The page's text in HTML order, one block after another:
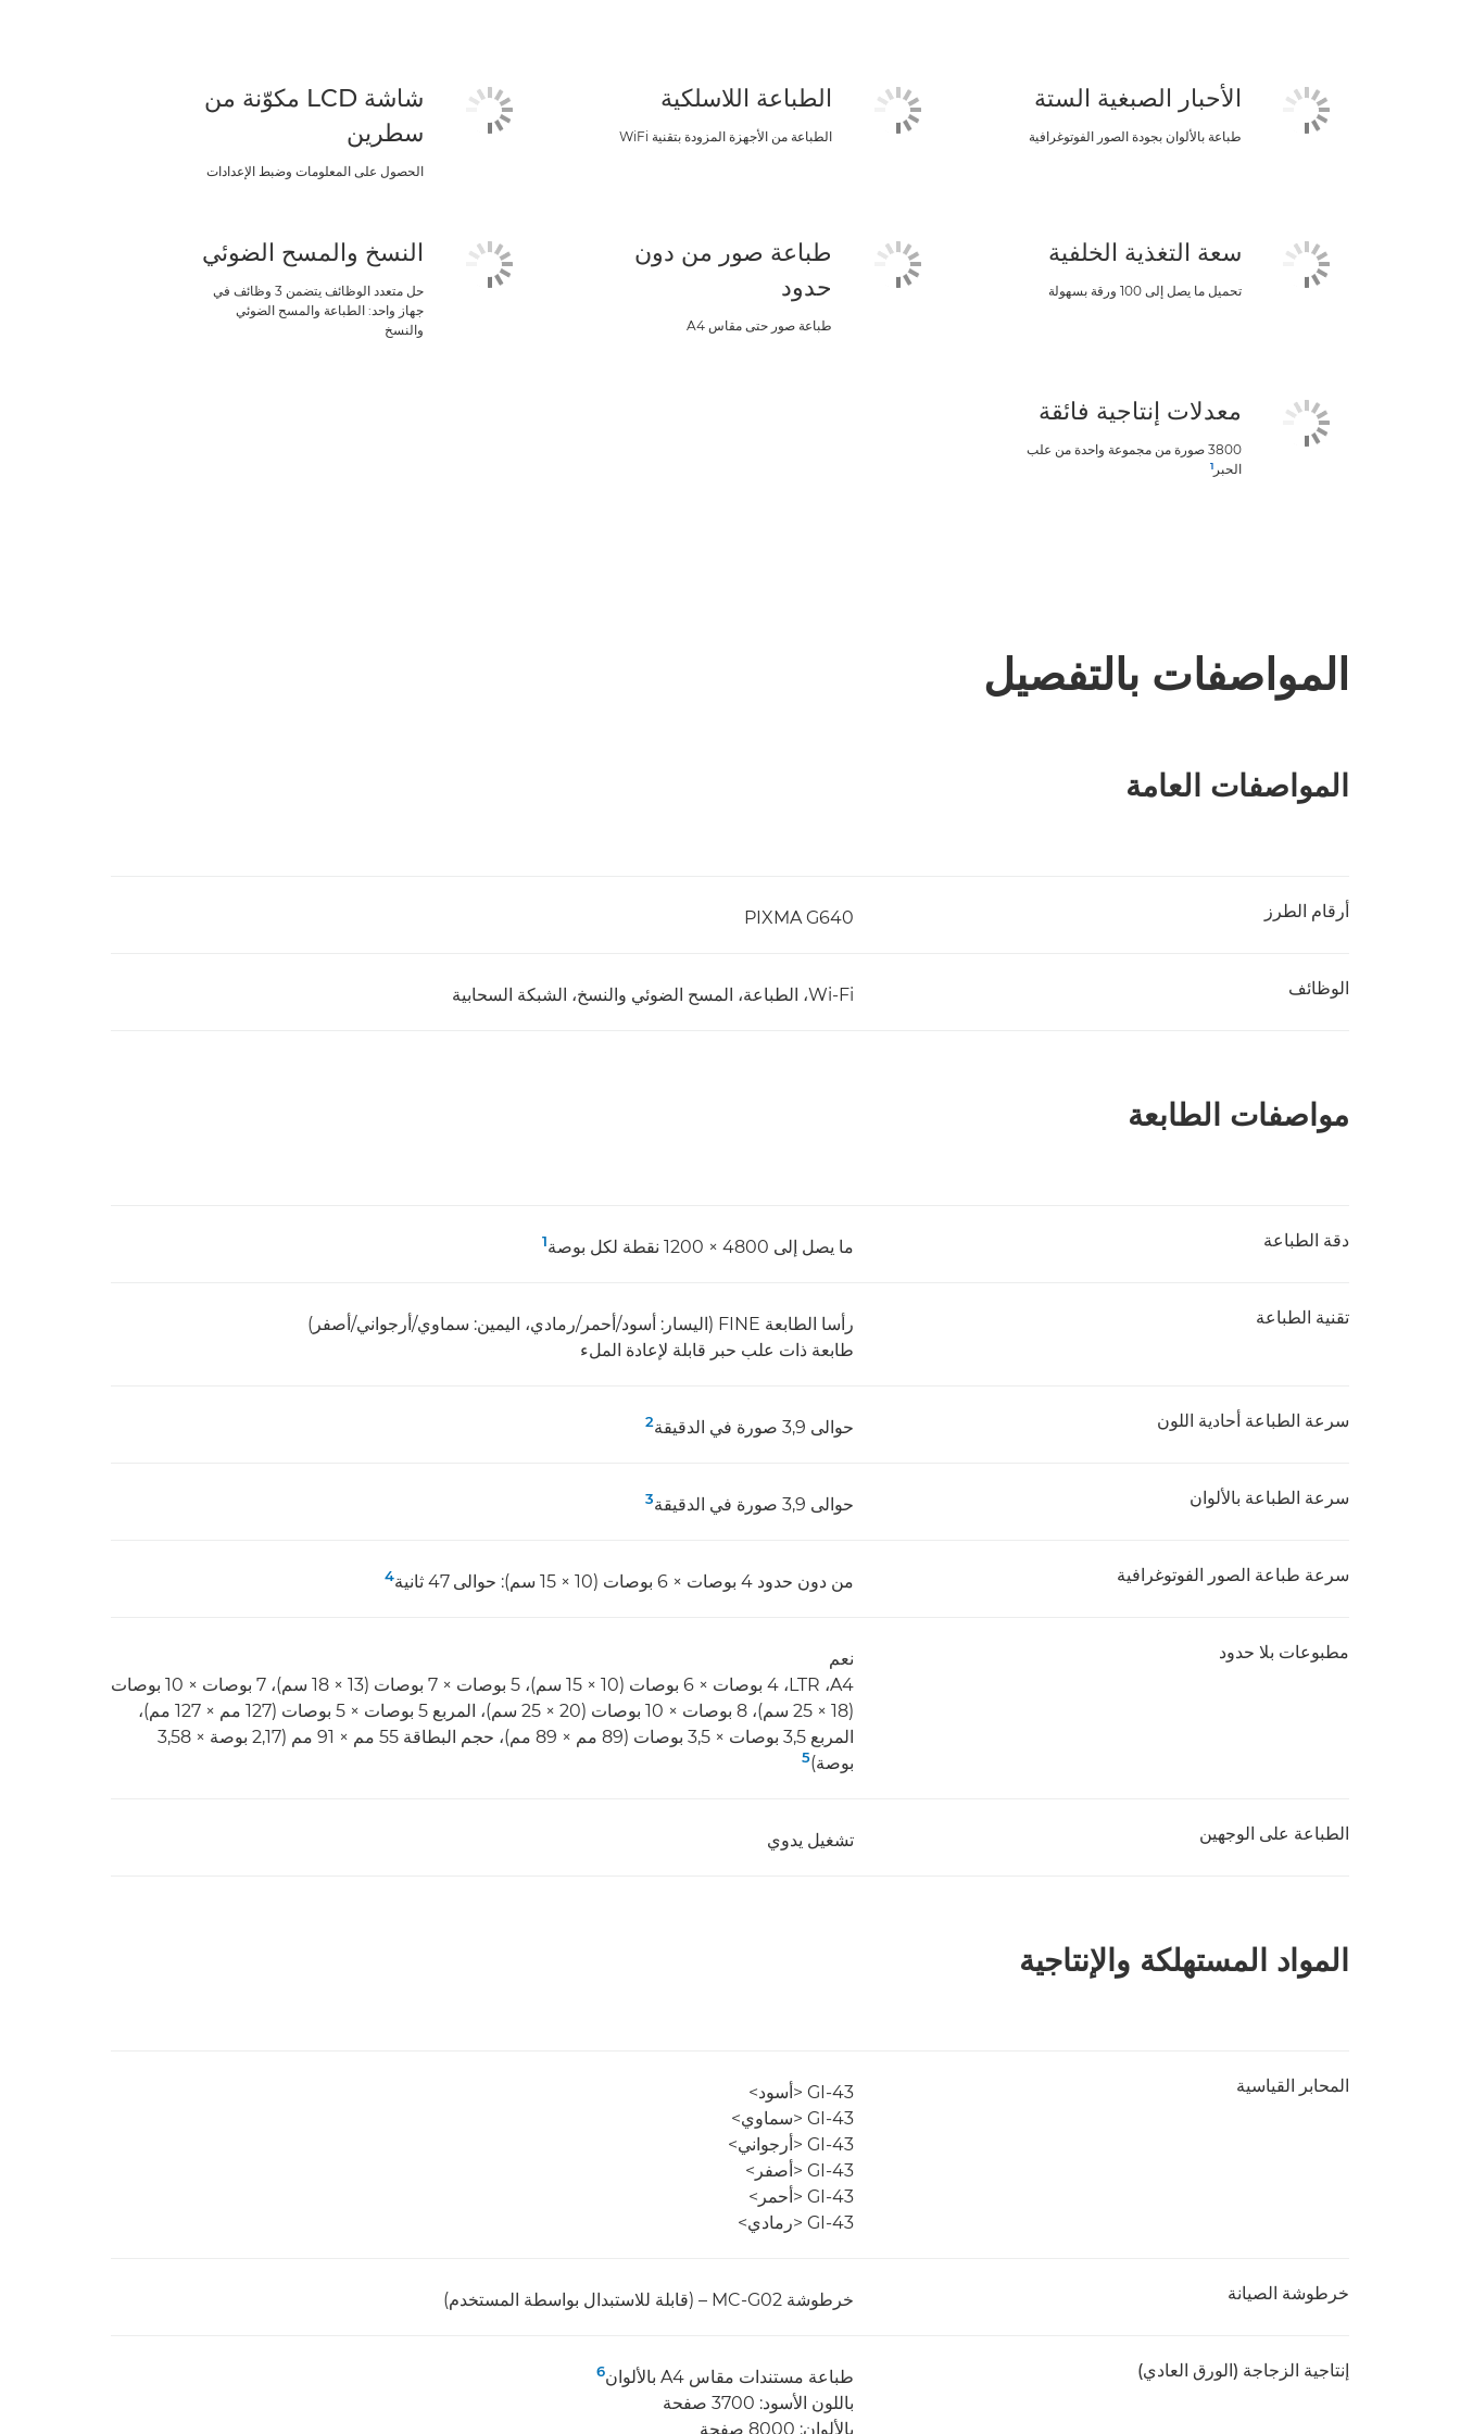
الأحبار الصبغية الستة
طباعة بالألوان بجودة الصور الفوتوغرافية
الطباعة اللاسلكية
الطباعة من الأجهزة المزودة بتقنية WiFi
شاشة LCD مكوّنة من
سطرين
الحصول على المعلومات وضبط الإعدادات
سعة التغذية الخلفية
تحميل ما يصل إلى 100 ورقة بسهولة
طباعة صور من دون
حدود
طباعة صور حتى مقاس A4
النسخ والمسح الضوئي
حل متعدد الوظائف يتضمن 3 وظائف في
جهاز واحد: الطباعة والمسح الضوئي
والنسخ
معدلات إنتاجية فائقة
3800 صورة من مجموعة واحدة من علب
الحبر1
المواصفات بالتفصيل
المواصفات العامة
أرقام الطرز PIXMA G640
الوظائف Wi-Fi، الطباعة، المسح الضوئي والنسخ، الشبكة السحابية
مواصفات الطابعة
دقة الطباعة ما يصل إلى 4800 × 1200 نقطة لكل بوصة 1
تقنية الطباعة
رأسا الطابعة FINE (اليسار: أسود/أحمر/رمادي، اليمين: سماوي/أرجواني/أصفر)
طابعة ذات علب حبر قابلة لإعادة الملء
سرعة الطباعة أحادية اللون حوالى 3,9 صورة في الدقيقة 2
سرعة الطباعة بالألوان حوالى 3,9 صورة في الدقيقة 3
سرعة طباعة الصور الفوتوغرافية من دون حدود 4 بوصات × 6 بوصات (10 × 15 سم): حوالى 47 ثانية 4
مطبوعات بلا حدود
نعم
A4، ‏LTR، ‏4 بوصات × 6 بوصات (10 × 15 سم)، 5 بوصات × 7 بوصات (13 × 18 سم)، 7 بوصات × 10 بوصات
(18 × 25 سم)، 8 بوصات × 10 بوصات (20 × 25 سم)، المربع 5 بوصات × 5 بوصات (127 مم × 127 مم)،
المربع 3,5 بوصات × 3,5 بوصات (89 مم × 89 مم)، حجم البطاقة 55 مم × 91 مم (2,17 بوصة × 3,58
بوصة)5
الطباعة على الوجهين تشغيل يدوي
المواد المستهلكة والإنتاجية
المحابر القياسية
GI-43 <أسود>
GI-43 <سماوي>
GI-43 <أرجواني>
GI-43 <أصفر>
GI-43 <أحمر>
GI-43 <رمادي>
خرطوشة الصيانة خرطوشة MC-G02 – (قابلة للاستبدال بواسطة المستخدم)
إنتاجية الزجاجة (الورق العادي) طباعة مستندات مقاس A4 بالألوان 6
باللون الأسود: 3700 صفحة
بالألوان: 8000 صفحة